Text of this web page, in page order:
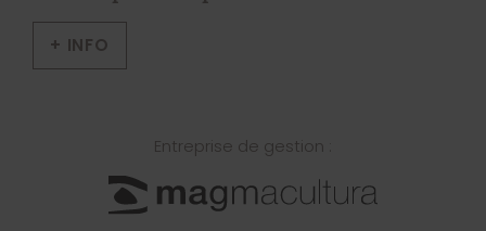
+ INFO
Entreprise de gestion :